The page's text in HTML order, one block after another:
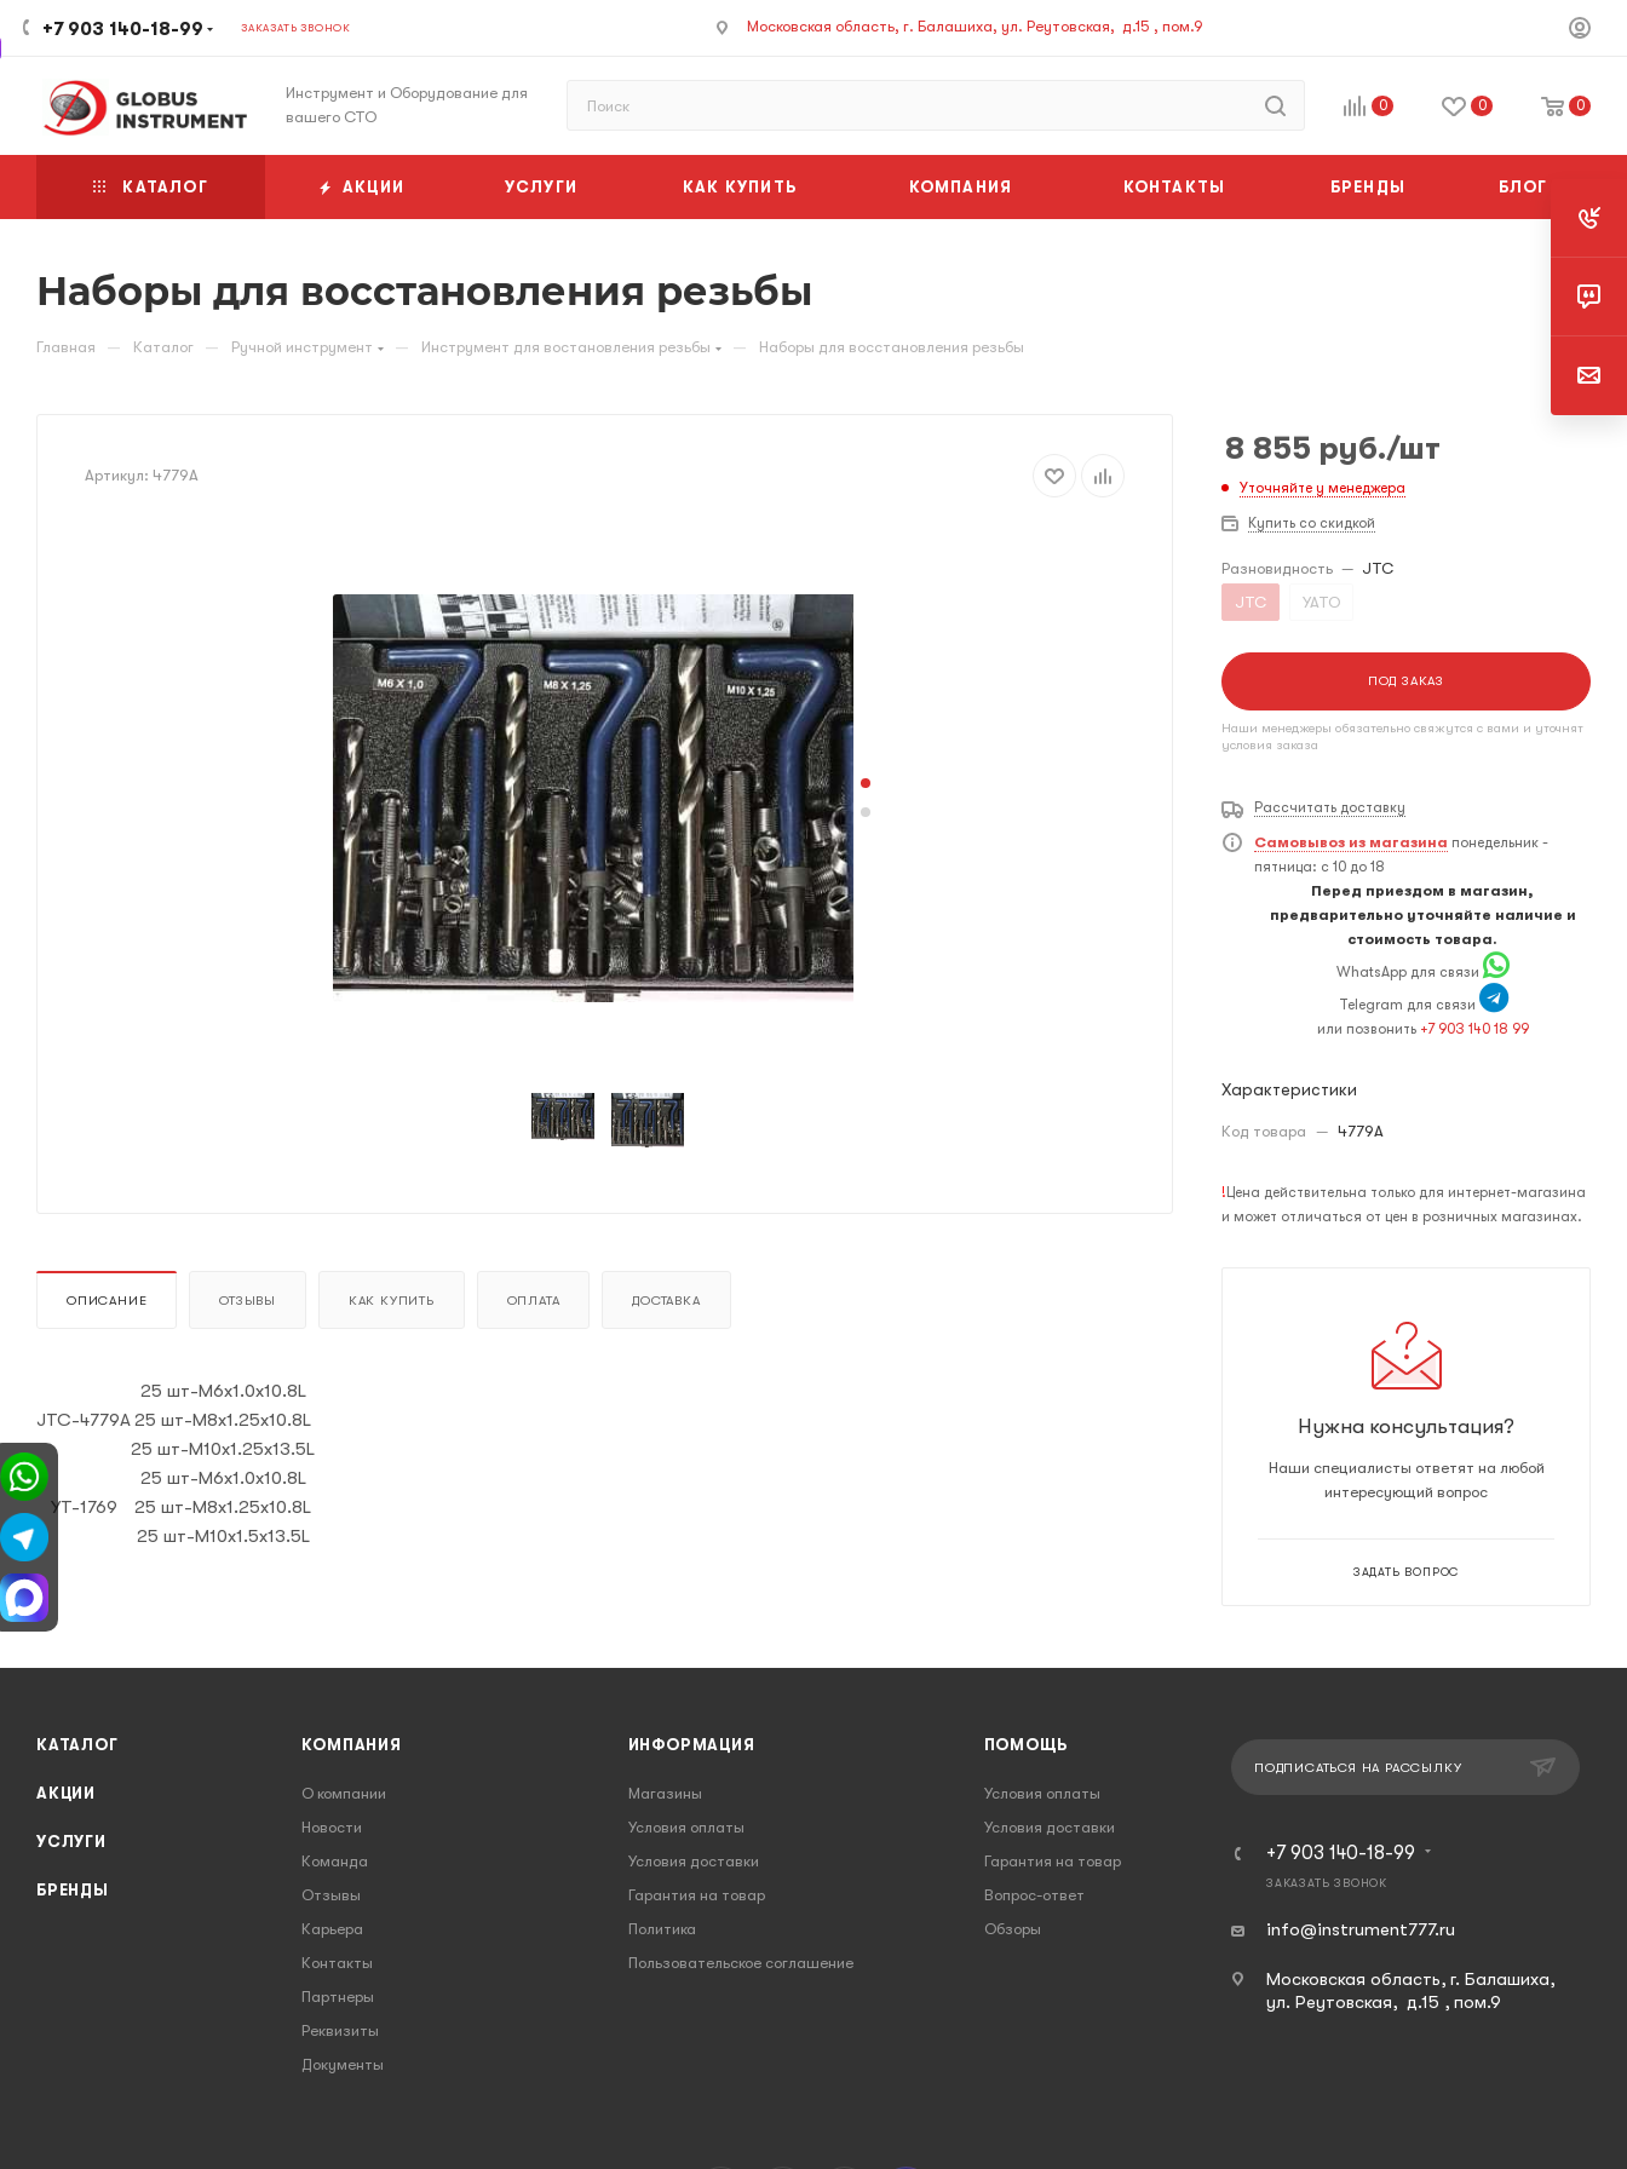
+7 903 140-18-99 ЗАКАЗАТЬ ЗВОНОК Московская область, г. Балашиха, ул. Реутовская, д.15 , пом.9
Инструмент и Оборудование для
вашего СТО
0 0 0
КАТАЛОГ АКЦИИ УСЛУГИ КАК КУПИТЬ КОМПАНИЯ КОНТАКТЫ БРЕНДЫ БЛОГ
Наборы для восстановления резьбы
Главная — Каталог — Ручной инструмент — Инструмент для востановления резьбы — Наборы для восстановления резьбы
Артикул: 4779A
ОПИСАНИЕ ОТЗЫВЫ КАК КУПИТЬ ОПЛАТА ДОСТАВКА
JTC-4779A
25 шт-M6x1.0x10.8L
25 шт-M8x1.25x10.8L
25 шт-M10x1.25x13.5L
YT-1769
25 шт-M6x1.0x10.8L
25 шт-M8x1.25x10.8L
25 шт-M10x1.5x13.5L
8 855 руб./шт
Уточняйте у менеджера
Купить со скидкой
Разновидность — JTC
JTC
YATO
ПОД ЗАКАЗ
Наши менеджеры обязательно свяжутся с вами и уточнят
условия заказа
Рассчитать доставку
Самовывоз из магазина понедельник -
пятница: с 10 до 18
Перед приездом в магазин,
предварительно уточняйте наличие и
стоимость товара.
WhatsApp для связи
Telegram для связи
или позвонить +7 903 140 18 99
Характеристики
Код товара — 4779A
! Цена действительна только для интернет-магазина
и может отличаться от цен в розничных магазинах.
Нужна консультация?
Наши специалисты ответят на любой
интересующий вопрос
ЗАДАТЬ ВОПРОС
КАТАЛОГ
АКЦИИ
УСЛУГИ
БРЕНДЫ
КОМПАНИЯ
О компании
Новости
Команда
Отзывы
Карьера
Контакты
Партнеры
Реквизиты
Документы
ИНФОРМАЦИЯ
Магазины
Условия оплаты
Условия доставки
Гарантия на товар
Политика
Пользовательское соглашение
ПОМОЩЬ
Условия оплаты
Условия доставки
Гарантия на товар
Вопрос-ответ
Обзоры
ПОДПИСАТЬСЯ НА РАССЫЛКУ
+7 903 140-18-99
ЗАКАЗАТЬ ЗВОНОК
info@instrument777.ru
Московская область, г. Балашиха,
ул. Реутовская, д.15 , пом.9